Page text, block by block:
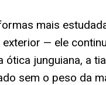
mais
— ele
junguiana, a
sem o peso da